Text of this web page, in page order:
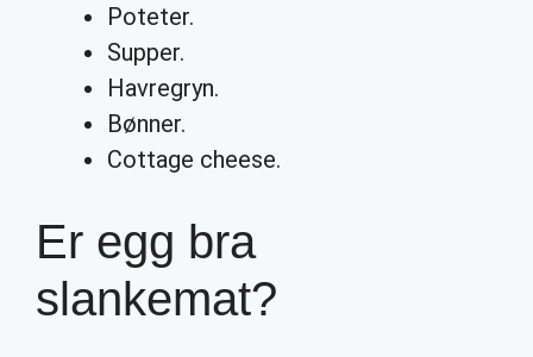
Poteter.
Supper.
Havregryn.
Bønner.
Cottage cheese.
Er egg bra
slankemat?